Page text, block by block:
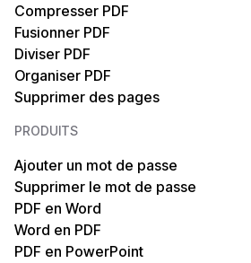
PDF en Texte
PDF en TIFF
PDF en XML
PDF en MOBI
PDF en Markdown
Texte en PDF
HTML en PDF
OCR pour PDF
XPS en PDF
XML en PDF
Compresser PDF
Fusionner PDF
Diviser PDF
Organiser PDF
Supprimer des pages
PRODUITS
Ajouter un mot de passe
Supprimer le mot de passe
PDF en Word
Word en PDF
PDF en PowerPoint